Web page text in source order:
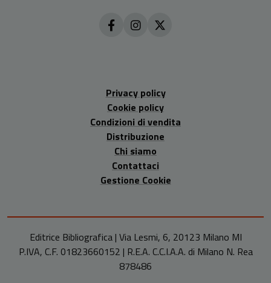
Privacy policy
Cookie policy
Condizioni di vendita
Distribuzione
Chi siamo
Contattaci
Gestione Cookie
Editrice Bibliografica | Via Lesmi, 6, 20123 Milano MI
P.IVA, C.F. 01823660152 | R.E.A. C.C.I.A.A. di Milano N. Rea
878486